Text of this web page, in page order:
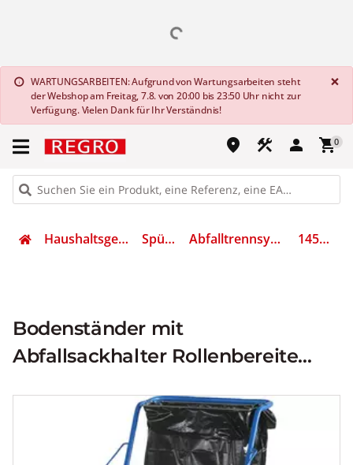
info WARTUNGSARBEITEN: Aufgrund von Wartungsarbeiten steht
der Webshop am Freitag, 7.8. von 20:00 bis 23:50 Uhr nicht zur
Verfügung. Vielen Dank für Ihr Verständnis!
×
place construction person shopping_cart0
Haushaltsgeräte Spülen Abfalltrennsystem 145024
Bodenständer mit
Abfallsackhalter Rollenbereite